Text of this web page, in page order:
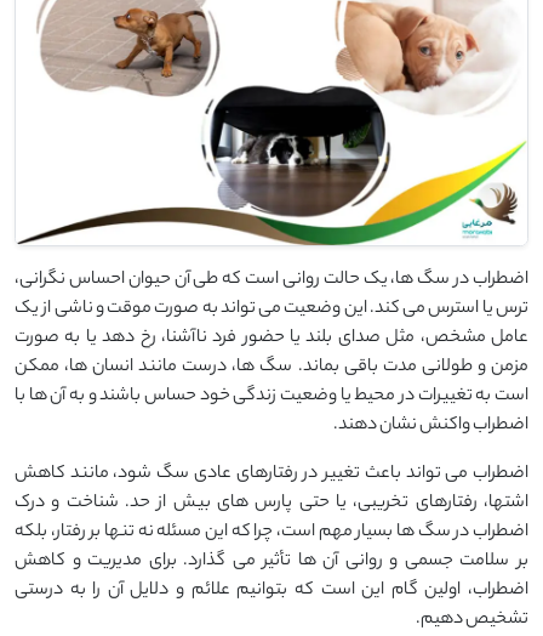
اضطراب در سگ‌ ها، یک حالت روانی است که طی آن حیوان احساس نگرانی،
ترس یا استرس می ‌کند. این وضعیت می‌ تواند به صورت موقت و ناشی از یک
عامل مشخص، مثل صدای بلند یا حضور فرد ناآشنا، رخ دهد یا به صورت
مزمن و طولانی ‌مدت باقی بماند. سگ‌ ها، درست مانند انسان ‌ها، ممکن
است به تغییرات در محیط یا وضعیت زندگی خود حساس باشند و به آن ‌ها با
اضطراب واکنش نشان دهند.
اضطراب می‌ تواند باعث تغییر در رفتارهای عادی سگ شود، مانند کاهش
اشتها، رفتارهای تخریبی، یا حتی پارس ‌های بیش از حد. شناخت و درک
اضطراب در سگ ‌ها بسیار مهم است، چرا که این مسئله نه تنها بر رفتار، بلکه
بر سلامت جسمی و روانی آن ‌ها تأثیر می ‌گذارد. برای مدیریت و کاهش
اضطراب، اولین گام این است که بتوانیم علائم و دلایل آن را به درستی
تشخیص دهیم.